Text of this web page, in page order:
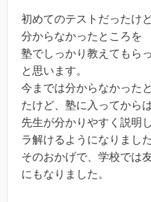
初めてのテストだったけ
分からなかったところを
塾でしっかり教えてもら
と思います。
今までは分からなかった
たけど、塾に入ってから
先生が分かりやすく説明
ラ解けるようになりました
そのおかげで、学校では
にもなりました。